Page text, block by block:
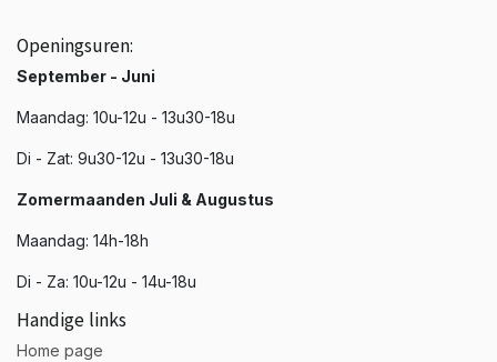
Openingsuren:
September - Juni
Maandag: 10u-12u - 13u30-18u
Di - Zat: 9u30-12u - 13u30-18u
Zomermaanden Juli & Augustus
Maandag: 14h-18h
Di - Za: 10u-12u - 14u-18u
Handige links
Home page